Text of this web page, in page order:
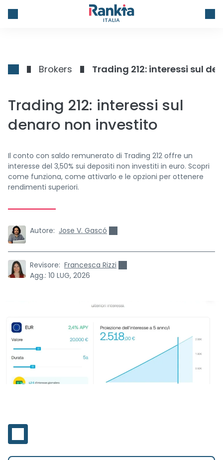
ITALIA
Brokers Trading 212: interessi sul
Trading 212: interessi sul
denaro non investito
Il conto con saldo remunerato di Trading 212 offre un
interesse del 3,50% sui depositi non investiti in euro. Scopri
come funziona, come attivarlo e le opzioni per ottenere
rendimenti superiori.
Autore: Jose V. Gascó
Revisore: Francesca Rizzi
Agg.: 10 LUG, 2026